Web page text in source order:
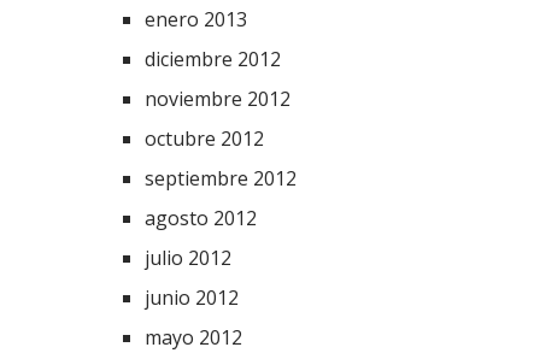
enero 2013
diciembre 2012
noviembre 2012
octubre 2012
septiembre 2012
agosto 2012
julio 2012
junio 2012
mayo 2012